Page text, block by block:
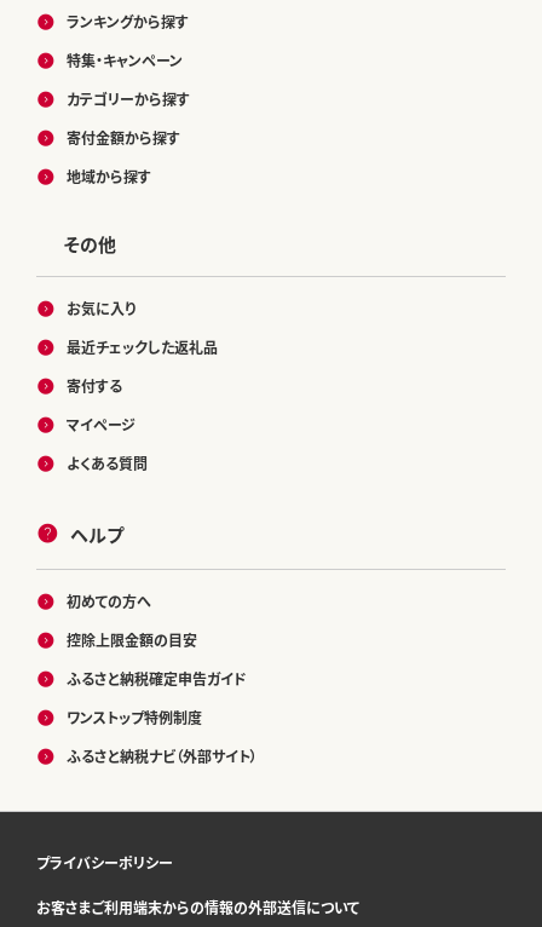
ランキングから探す
特集・キャンペーン
カテゴリーから探す
寄付金額から探す
地域から探す
その他
お気に入り
最近チェックした返礼品
寄付する
マイページ
よくある質問
ヘルプ
初めての方へ
控除上限金額の目安
ふるさと納税確定申告ガイド
ワンストップ特例制度
ふるさと納税ナビ（外部サイト）
プライバシーポリシー
お客さまご利用端末からの情報の外部送信について